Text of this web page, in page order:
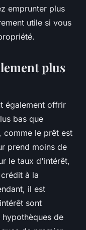
emprunter plus
utile si vous
plus
également offrir
bas que
comme le prêt est
prend moins de
le taux d'intérêt,
à la
il est
sont
de